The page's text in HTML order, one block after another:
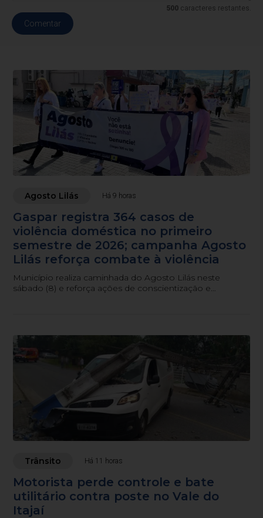
500caracteres restantes.
Comentar
Agosto Lilás Há 9 horas
Gaspar registra 364 casos de
violência doméstica no primeiro
semestre de 2026; campanha Agosto
Lilás reforça combate à violência
Município realiza caminhada do Agosto Lilás neste
sábado (8) e reforça ações de conscientização e
Trânsito Há 11 horas
Motorista perde controle e bate
utilitário contra poste no Vale do
Itajaí